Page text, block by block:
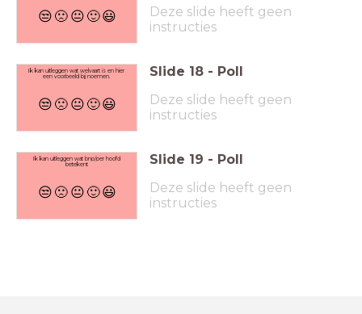
😒 🙁 😐 🙂😃
Deze slide heeft geen
instructies
Ik kan uitleggen wat welvaart is en hier
een voorbeeld bij noemen.
😒 🙁 😐 🙂😃
Slide 18 - Poll
Deze slide heeft geen
instructies
Ik kan uitleggen wat bnp/per hoofd
betekent
😒 🙁 😐 🙂😃
Slide 19 - Poll
Deze slide heeft geen
instructies